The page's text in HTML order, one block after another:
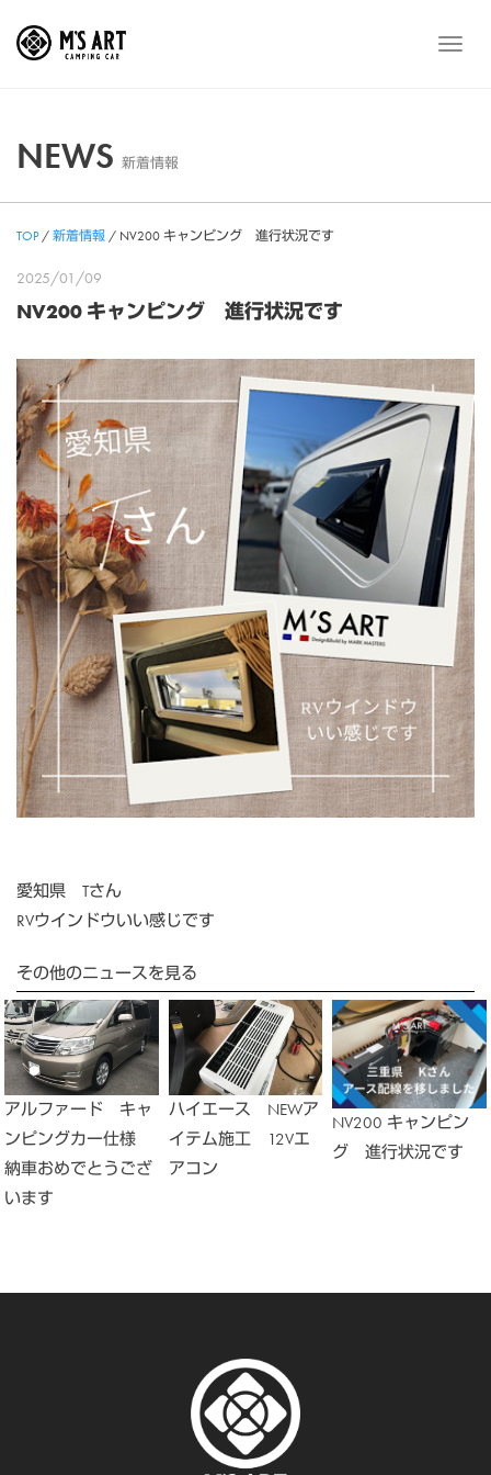
メ
NEWS 新着情報
TOP/新着情報 / NV200 キャンピング 進行状況です
2025/01/09
NV200 キャンピング 進行状況です
愛知県 Tさん
RVウインドウいい感じです
その他のニュースを見る
アルファード キャ
ンピングカー仕様
納車おめでとうござ
います
ハイエース NEWア
イテム施工 12Vエ
アコン
NV200 キャンピン
グ 進行状況です